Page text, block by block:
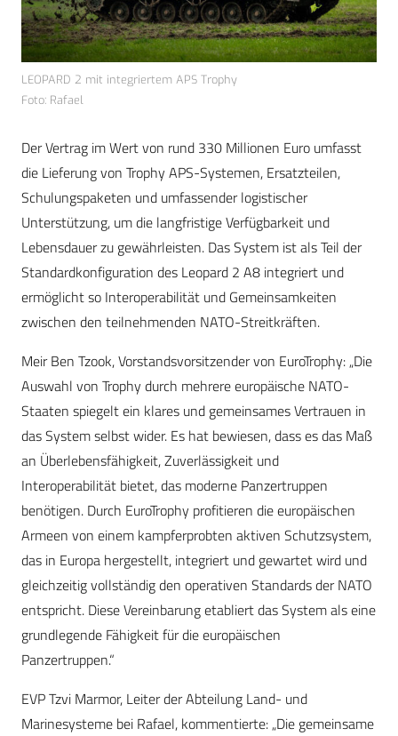
LEOPARD 2 mit integriertem APS Trophy
Foto: Rafael
Der Vertrag im Wert von rund 330 Millionen Euro umfasst
die Lieferung von Trophy APS-Systemen, Ersatzteilen,
Schulungspaketen und umfassender logistischer
Unterstützung, um die langfristige Verfügbarkeit und
Lebensdauer zu gewährleisten. Das System ist als Teil der
Standardkonfiguration des Leopard 2 A8 integriert und
ermöglicht so Interoperabilität und Gemeinsamkeiten
zwischen den teilnehmenden NATO-Streitkräften.
Meir Ben Tzook, Vorstandsvorsitzender von EuroTrophy: „Die
Auswahl von Trophy durch mehrere europäische NATO-
Staaten spiegelt ein klares und gemeinsames Vertrauen in
das System selbst wider. Es hat bewiesen, dass es das Maß
an Überlebensfähigkeit, Zuverlässigkeit und
Interoperabilität bietet, das moderne Panzertruppen
benötigen. Durch EuroTrophy profitieren die europäischen
Armeen von einem kampferprobten aktiven Schutzsystem,
das in Europa hergestellt, integriert und gewartet wird und
gleichzeitig vollständig den operativen Standards der NATO
entspricht. Diese Vereinbarung etabliert das System als eine
grundlegende Fähigkeit für die europäischen
Panzertruppen.“
EVP Tzvi Marmor, Leiter der Abteilung Land- und
Marinesysteme bei Rafael, kommentierte: „Die gemeinsame